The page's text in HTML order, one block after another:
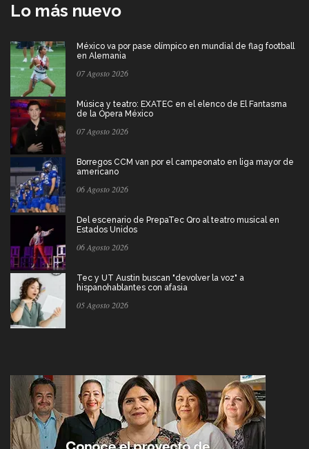
Lo más nuevo
México va por pase olímpico en mundial de flag football
en Alemania
07 Agosto 2026
Música y teatro: EXATEC en el elenco de El Fantasma
de la Ópera México
07 Agosto 2026
Borregos CCM van por el campeonato en liga mayor de
americano
06 Agosto 2026
Del escenario de PrepaTec Qro al teatro musical en
Estados Unidos
06 Agosto 2026
Tec y UT Austin buscan "devolver la voz" a
hispanohablantes con afasia
05 Agosto 2026